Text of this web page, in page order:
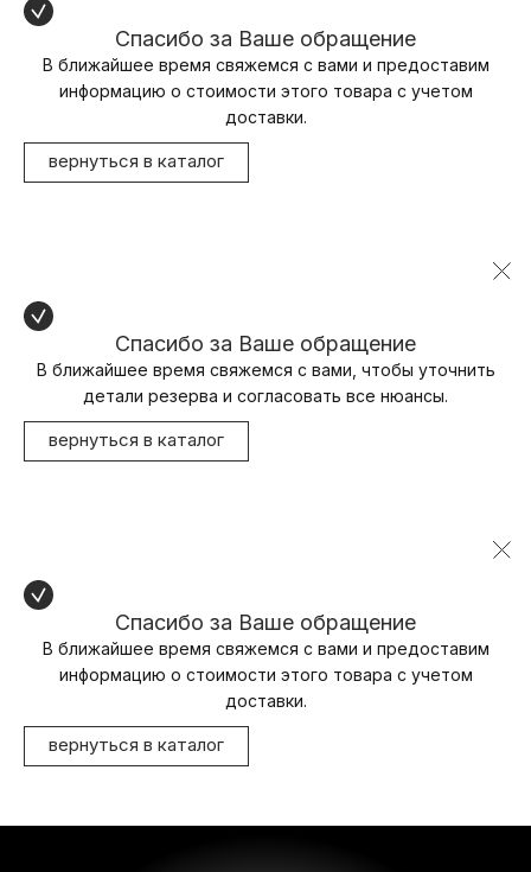
Спасибо за Ваше обращение
В ближайшее время свяжемся с вами и предоставим
информацию о стоимости этого товара с учетом
доставки.
вернуться в каталог
Спасибо за Ваше обращение
В ближайшее время свяжемся с вами, чтобы уточнить
детали резерва и согласовать все нюансы.
вернуться в каталог
Спасибо за Ваше обращение
В ближайшее время свяжемся с вами и предоставим
информацию о стоимости этого товара с учетом
доставки.
вернуться в каталог